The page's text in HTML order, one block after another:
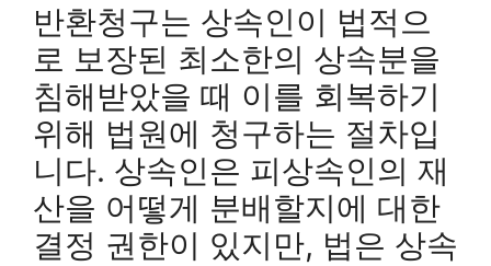
반환청구는 상속인이 법적으
로 보장된 최소한의 상속분을
침해받았을 때 이를 회복하기
위해 법원에 청구하는 절차입
니다. 상속인은 피상속인의 재
산을 어떻게 분배할지에 대한
결정 권한이 있지만, 법은 상속